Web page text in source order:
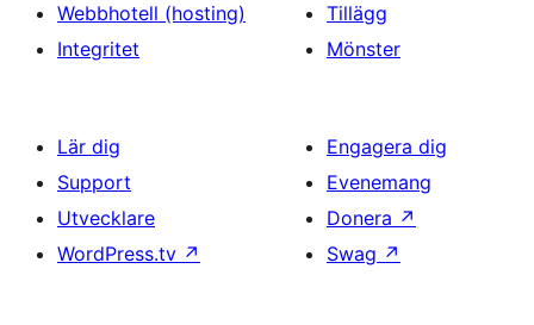
Webbhotell (hosting)
Integritet
Tillägg
Mönster
Lär dig
Support
Utvecklare
WordPress.tv ↗
Engagera dig
Evenemang
Donera ↗
Swag ↗